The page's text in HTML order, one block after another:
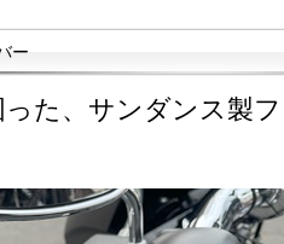
ー
た、サンダンス製